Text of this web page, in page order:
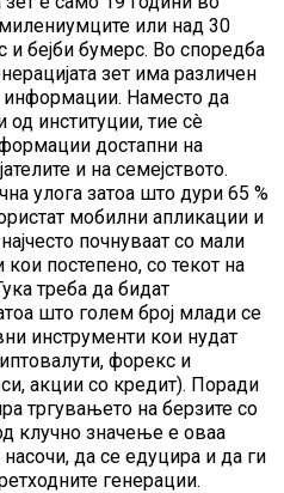
или над 30
и бејби бумерс. Во споредба
зет има различен
информации. Наместо да
од институции, тие сè
достапни на
и на семејството.
улога затоа што дури 65 %
мобилни апликации и
почнуваат со мали
постепено, со текот на
треба да бидат
што голем број млади се
инструменти кои нудат
форекс и
акции со кредит). Поради
тргувањето на берзите со
клучно значење е оваа
да се едуцира и да ги
генерации.